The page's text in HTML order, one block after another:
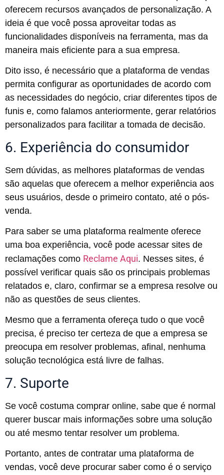
oferecem recursos avançados de personalização. A
ideia é que você possa aproveitar todas as
funcionalidades disponíveis na ferramenta, mas da
maneira mais eficiente para a sua empresa.
Dito isso, é necessário que a plataforma de vendas
permita configurar as oportunidades de acordo com
as necessidades do negócio, criar diferentes tipos de
funis e, como falamos anteriormente, gerar relatórios
personalizados para facilitar a tomada de decisão.
6. Experiência do consumidor
Sem dúvidas, as melhores plataformas de vendas
são aquelas que oferecem a melhor experiência aos
seus usuários, desde o primeiro contato, até o pós-
venda.
Para saber se uma plataforma realmente oferece
uma boa experiência, você pode acessar sites de
reclamações como Reclame Aqui. Nesses sites, é
possível verificar quais são os principais problemas
relatados e, claro, confirmar se a empresa resolve ou
não as questões de seus clientes.
Mesmo que a ferramenta ofereça tudo o que você
precisa, é preciso ter certeza de que a empresa se
preocupa em resolver problemas, afinal, nenhuma
solução tecnológica está livre de falhas.
7. Suporte
Se você costuma comprar online, sabe que é normal
querer buscar mais informações sobre uma solução
ou até mesmo tentar resolver um problema.
Portanto, antes de contratar uma plataforma de
vendas, você deve procurar saber como é o serviço